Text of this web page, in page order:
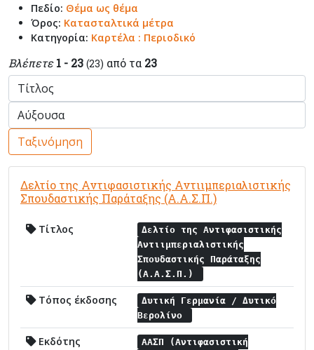
Πεδίο: Θέμα ως θέμα
Όρος: Κατασταλτικά μέτρα
Κατηγορία: Καρτέλα : Περιοδικό
Βλέπετε 1 - 23 (23) από τα 23
Ταξινόμηση
Δελτίο της Αντιφασιστικής Αντιιμπεριαλιστικής
Σπουδαστικής Παράταξης (Α.Α.Σ.Π.)
Τίτλος
Δελτίο της Αντιφασιστικής
Αντιιμπεριαλιστικής
Σπουδαστικής Παράταξης
(Α.Α.Σ.Π.)
Τόπος έκδοσης
Δυτική Γερμανία / Δυτικό
Βερολίνο
Εκδότης
ΑΑΣΠ (Αντιφασιστική